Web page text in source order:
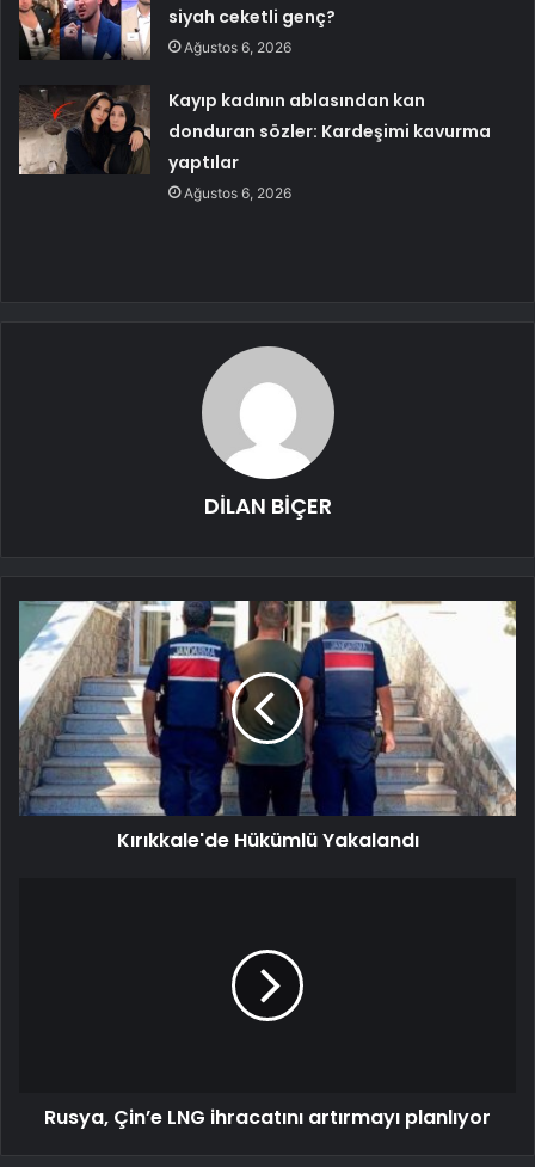
siyah ceketli genç?
Ağustos 6, 2026
Kayıp kadının ablasından kan
donduran sözler: Kardeşimi kavurma
yaptılar
Ağustos 6, 2026
DİLAN BİÇER
Kırıkkale'de Hükümlü Yakalandı
Rusya, Çin’e LNG ihracatını artırmayı planlıyor